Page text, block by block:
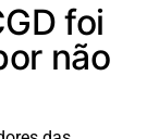
foi
não